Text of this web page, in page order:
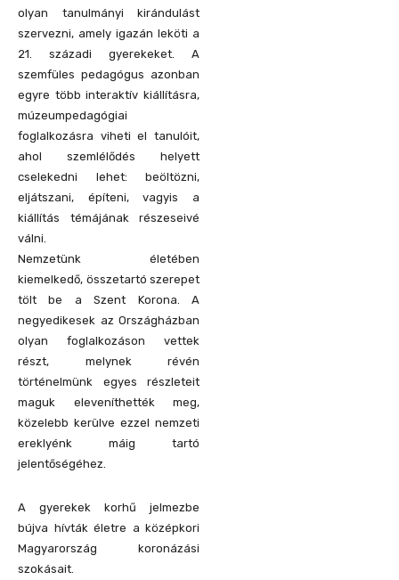
olyan tanulmányi kirándulást
szervezni, amely igazán leköti a
21. századi gyerekeket. A
szemfüles pedagógus azonban
egyre több interaktív kiállításra,
múzeumpedagógiai
foglalkozásra viheti el tanulóit,
ahol szemlélődés helyett
cselekedni lehet: beöltözni,
eljátszani, építeni, vagyis a
kiállítás témájának részeseivé
válni.
Nemzetünk életében
kiemelkedő, összetartó szerepet
tölt be a Szent Korona. A
negyedikesek az Országházban
olyan foglalkozáson vettek
részt, melynek révén
történelmünk egyes részleteit
maguk eleveníthették meg,
közelebb kerülve ezzel nemzeti
ereklyénk máig tartó
jelentőségéhez.
A gyerekek korhű jelmezbe
bújva hívták életre a középkori
Magyarország koronázási
szokásait.